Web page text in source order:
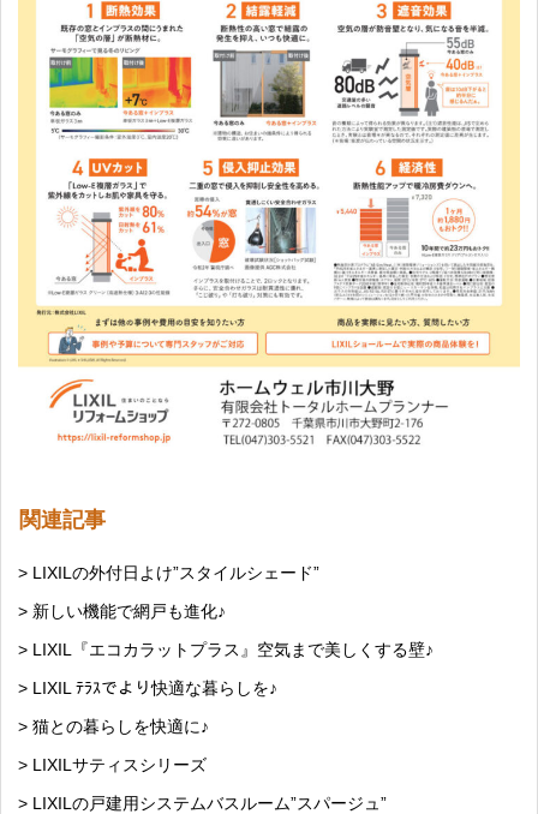
関連記事
> LIXILの外付日よけ”スタイルシェード”
> 新しい機能で網戸も進化♪
> LIXIL『エコカラットプラス』空気まで美しくする壁♪
> LIXIL ﾃﾗｽでより快適な暮らしを♪
> 猫との暮らしを快適に♪
> LIXILサティスシリーズ
> LIXILの戸建用システムバスルーム”スパージュ”